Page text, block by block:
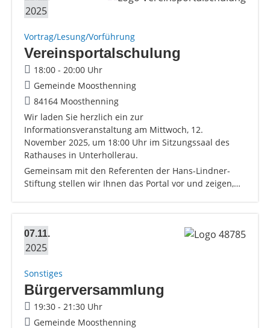
2025
Vortrag/Lesung/Vorführung
Vereinsportalschulung
18:00 - 20:00 Uhr
Gemeinde Moosthenning
84164 Moosthenning
Wir laden Sie herzlich ein zur
Informationsveranstaltung am Mittwoch, 12.
November 2025, um 18:00 Uhr im Sitzungssaal des
Rathauses in Unterhollerau.
Gemeinsam mit den Referenten der Hans-Lindner-
Stiftung stellen wir Ihnen das Portal vor und zeigen,…
07.11.
2025
Sonstiges
Bürgerversammlung
19:30 - 21:30 Uhr
Gemeinde Moosthenning